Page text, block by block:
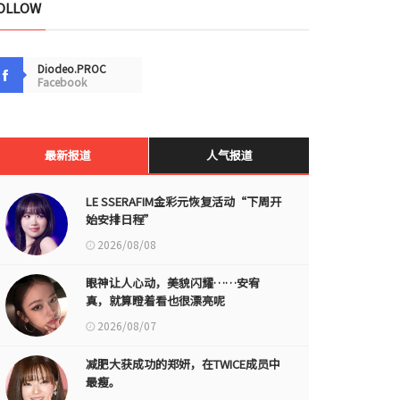
Diodeo.PROC
Facebook
最新报道 人气报道
LE SSERAFIM金彩元恢复活动“下周开
始安排日程”
2026/08/08
眼神让人心动，美貌闪耀……安宥
真，就算瞪着看也很漂亮呢
2026/08/07
减肥大获成功的郑妍，在TWICE成员中
最瘦。